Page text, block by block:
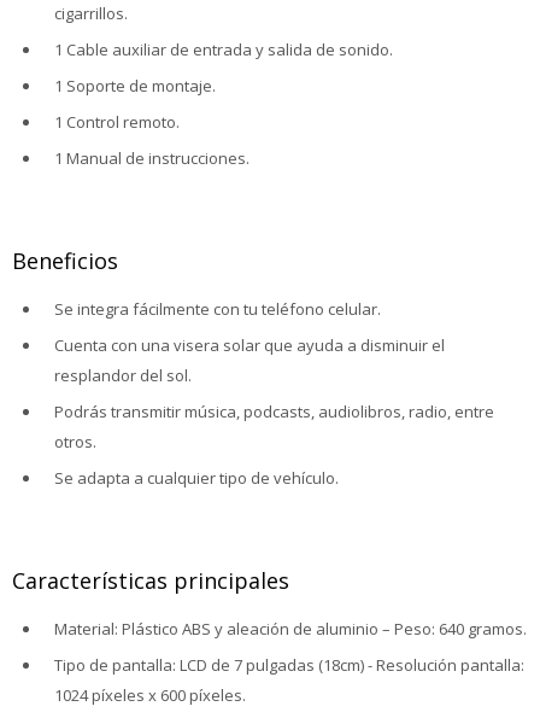
cigarrillos.
1 Cable auxiliar de entrada y salida de sonido.
1 Soporte de montaje.
1 Control remoto.
1 Manual de instrucciones.
Beneficios
Se integra fácilmente con tu teléfono celular.
Cuenta con una visera solar que ayuda a disminuir el
resplandor del sol.
Podrás transmitir música, podcasts, audiolibros, radio, entre
otros.
Se adapta a cualquier tipo de vehículo.
Características principales
Material: Plástico ABS y aleación de aluminio – Peso: 640 gramos.
Tipo de pantalla: LCD de 7 pulgadas (18cm) - Resolución pantalla:
1024 píxeles x 600 píxeles.